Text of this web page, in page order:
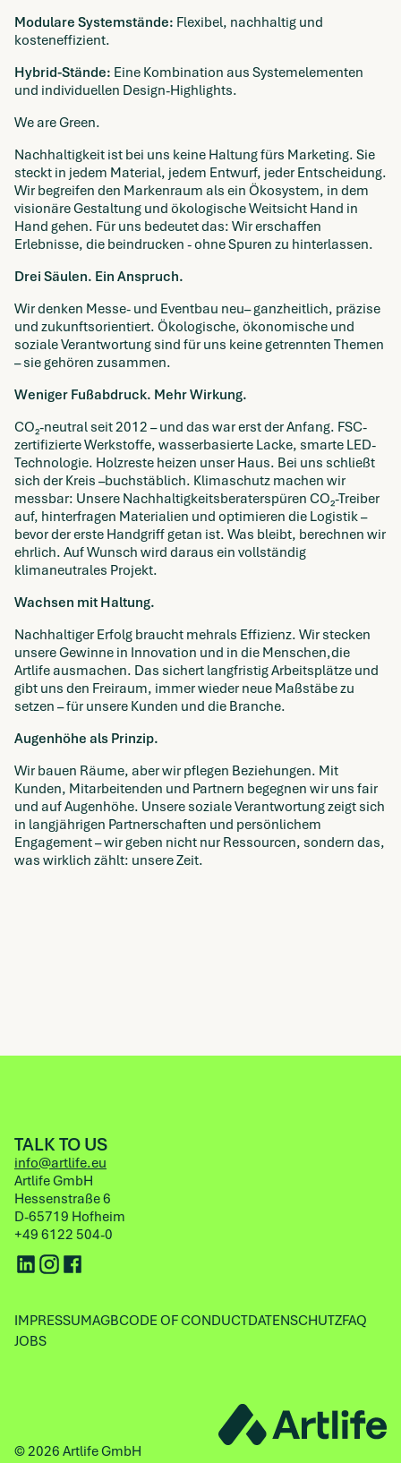
Modulare Systemstände: Flexibel, nachhaltig und
kosteneffizient.
Hybrid-Stände: Eine Kombination aus Systemelementen
und individuellen Design-Highlights.
We are Green.
Nachhaltigkeit ist bei uns keine Haltung fürs Marketing. Sie
steckt in jedem Material, jedem Entwurf, jeder Entscheidung.
Wir begreifen den Markenraum als ein Ökosystem, in dem
visionäre Gestaltung und ökologische Weitsicht Hand in
Hand gehen. Für uns bedeutet das: Wir erschaffen
Erlebnisse, die beindrucken - ohne Spuren zu hinterlassen.
Drei Säulen. Ein Anspruch.
Wir denken Messe- und Eventbau neu– ganzheitlich, präzise
und zukunftsorientiert. Ökologische, ökonomische und
soziale Verantwortung sind für uns keine getrennten Themen
– sie gehören zusammen.
Weniger Fußabdruck. Mehr Wirkung.
CO₂-neutral seit 2012 – und das war erst der Anfang. FSC-
zertifizierte Werkstoffe, wasserbasierte Lacke, smarte LED-
Technologie. Holzreste heizen unser Haus. Bei uns schließt
sich der Kreis –buchstäblich. Klimaschutz machen wir
messbar: Unsere Nachhaltigkeitsberaterspüren CO₂-Treiber
auf, hinterfragen Materialien und optimieren die Logistik –
bevor der erste Handgriff getan ist. Was bleibt, berechnen wir
ehrlich. Auf Wunsch wird daraus ein vollständig
klimaneutrales Projekt.
Wachsen mit Haltung.
Nachhaltiger Erfolg braucht mehrals Effizienz. Wir stecken
unsere Gewinne in Innovation und in die Menschen,die
Artlife ausmachen. Das sichert langfristig Arbeitsplätze und
gibt uns den Freiraum, immer wieder neue Maßstäbe zu
setzen – für unsere Kunden und die Branche.
Augenhöhe als Prinzip.
Wir bauen Räume, aber wir pflegen Beziehungen. Mit
Kunden, Mitarbeitenden und Partnern begegnen wir uns fair
und auf Augenhöhe. Unsere soziale Verantwortung zeigt sich
in langjährigen Partnerschaften und persönlichem
Engagement – wir geben nicht nur Ressourcen, sondern das,
was wirklich zählt: unsere Zeit.
TALK TO US
info@artlife.eu
Artlife GmbH
Hessenstraße 6
D-65719 Hofheim
+49 6122 504-0
© 2026 Artlife GmbH
IMPRESSUMAGBCODE OF CONDUCTDATENSCHUTZFAQ
JOBS